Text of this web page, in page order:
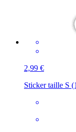
2,99 €
Sticker taille S